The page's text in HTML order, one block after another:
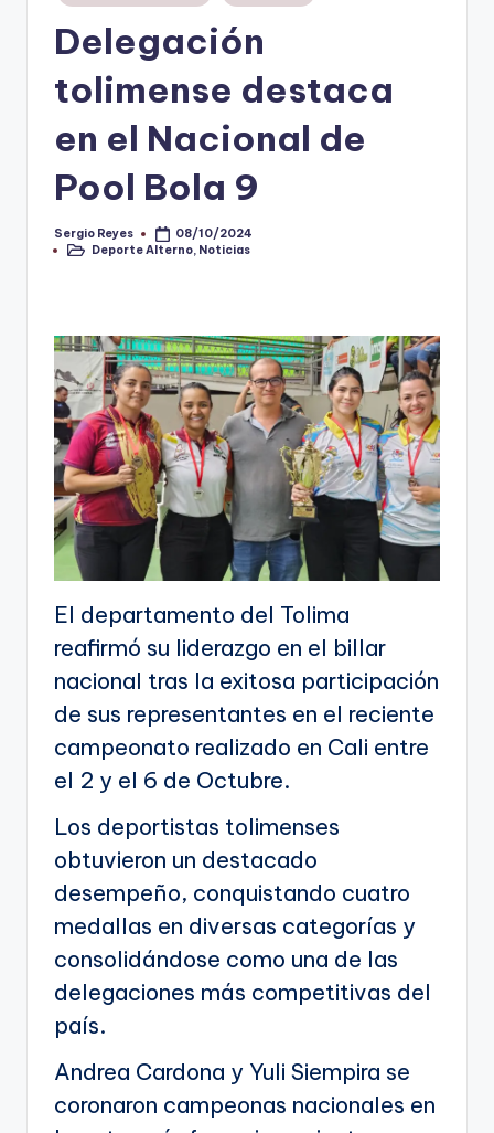
V
en
Delegación
tolimense destaca
en el Nacional de
Pool Bola 9
Publicado
por
Sergio Reyes
08/10/2024
Publicado
Deporte Alterno Noticias
El departamento del Tolima
reafirmó su liderazgo en el billar
nacional tras la exitosa participación
de sus representantes en el reciente
campeonato realizado en Cali entre
el 2 y el 6 de Octubre.
Los deportistas tolimenses
obtuvieron un destacado
desempeño, conquistando cuatro
medallas en diversas categorías y
consolidándose como una de las
delegaciones más competitivas del
país.
Andrea Cardona y Yuli Siempira se
coronaron campeonas nacionales en